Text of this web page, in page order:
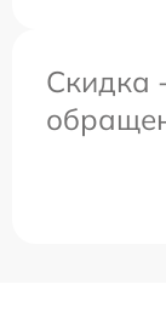
Скидка